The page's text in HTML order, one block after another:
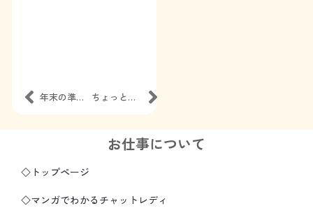
年末の準備はチャットレディで解決 ちょっとした仕草で好感度UP！
お仕事について
◇トップページ
◇マンガでわかるチャットレディ